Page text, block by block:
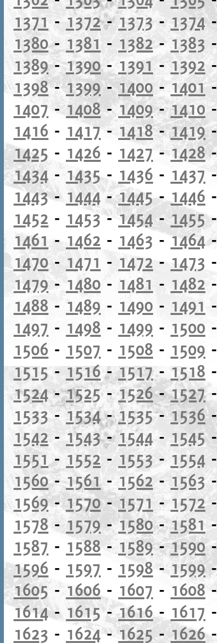
1371 - 1372-1373- 1374
1380- 1381 - 1382 - 1383
1389-1390-1391 -1392
1398-1399-1400 -1401
1407 - 1408-1409-1410
1416 - 1417-1418-1419
1425 - 1426 - 1427-1428
1434 - 1435- 1436 - 1437
1443- 1444-1445- 1446
1452 - 1453-1454-1455
1461 - 1462 - 1463 -1464
1470- 1471 - 1472 - 1473
1479-1480 - 1481 - 1482
1488 - 1489 - 1490 - 1491
1497 - 1498 - 1499 - 1500
1506 - 1507 - 1508 - 1509
1515- 1516-1517- 1518
1524-1525-1526-1527
1533-1534-1535-1536
1542 - 1543-1544 - 1545
1551 - 1552 - 1553 - 1554
1560-1561- 1562-1563
1569-1570-1571 -1572
1578 -1579 -1580-1581
1587 - 1588-1589-1590
1596 - 1597 - 1598-1599
1605- 1606 - 1607 - 1608
1614- 1615-1616- 1617
1623 - 1624-1625-1626